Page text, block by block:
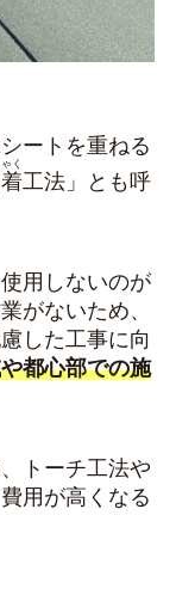
ートを重ねる
く
工法」とも呼
用しないのが
がないため、
した工事に向
都心部での施
トーチ工法や
用が高くなる